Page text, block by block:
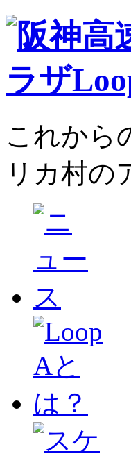
これから
リカ村の